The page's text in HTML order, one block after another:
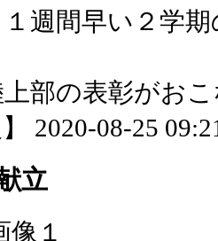
週間早い２学
部の表彰がお
】 2020-08-25
立